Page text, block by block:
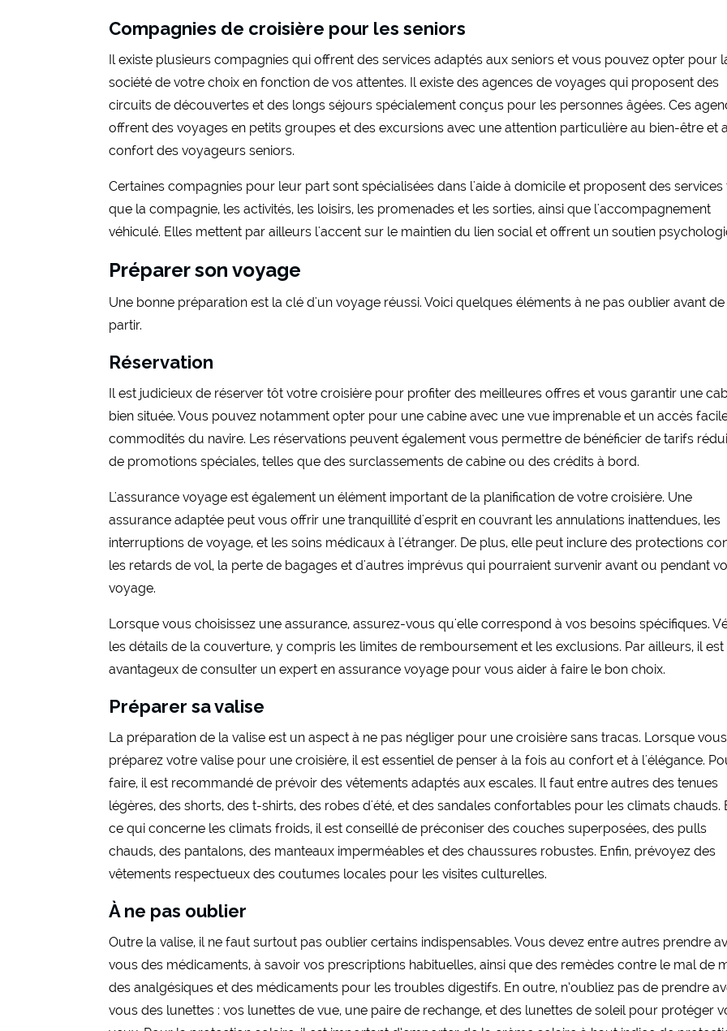
Compagnies de croisière pour les seniors
Il existe plusieurs compagnies qui offrent des services adaptés aux seniors et vous pouvez opter pour
société de votre choix en fonction de vos attentes. Il existe des agences de voyages qui proposent des
circuits de découvertes et des longs séjours spécialement conçus pour les personnes âgées. Ces
offrent des voyages en petits groupes et des excursions avec une attention particulière au bien-être et
confort des voyageurs seniors.
Certaines compagnies pour leur part sont spécialisées dans l'aide à domicile et proposent des services
que la compagnie, les activités, les loisirs, les promenades et les sorties, ainsi que l'accompagnement
véhiculé. Elles mettent par ailleurs l'accent sur le maintien du lien social et offrent un soutien
Préparer son voyage
Une bonne préparation est la clé d'un voyage réussi. Voici quelques éléments à ne pas oublier avant de
partir.
Réservation
Il est judicieux de réserver tôt votre croisière pour profiter des meilleures offres et vous garantir une
bien située. Vous pouvez notamment opter pour une cabine avec une vue imprenable et un accès
commodités du navire. Les réservations peuvent également vous permettre de bénéficier de tarifs
de promotions spéciales, telles que des surclassements de cabine ou des crédits à bord.
L'assurance voyage est également un élément important de la planification de votre croisière. Une
assurance adaptée peut vous offrir une tranquillité d'esprit en couvrant les annulations inattendues, les
interruptions de voyage, et les soins médicaux à l'étranger. De plus, elle peut inclure des protections
les retards de vol, la perte de bagages et d'autres imprévus qui pourraient survenir avant ou pendant
voyage.
Lorsque vous choisissez une assurance, assurez-vous qu'elle correspond à vos besoins spécifiques.
les détails de la couverture, y compris les limites de remboursement et les exclusions. Par ailleurs, il est
avantageux de consulter un expert en assurance voyage pour vous aider à faire le bon choix.
Préparer sa valise
La préparation de la valise est un aspect à ne pas négliger pour une croisière sans tracas. Lorsque vous
préparez votre valise pour une croisière, il est essentiel de penser à la fois au confort et à l'élégance.
faire, il est recommandé de prévoir des vêtements adaptés aux escales. Il faut entre autres des tenues
légères, des shorts, des t-shirts, des robes d'été, et des sandales confortables pour les climats chauds.
ce qui concerne les climats froids, il est conseillé de préconiser des couches superposées, des pulls
chauds, des pantalons, des manteaux imperméables et des chaussures robustes. Enfin, prévoyez des
vêtements respectueux des coutumes locales pour les visites culturelles.
À ne pas oublier
Outre la valise, il ne faut surtout pas oublier certains indispensables. Vous devez entre autres prendre
vous des médicaments, à savoir vos prescriptions habituelles, ainsi que des remèdes contre le mal de
des analgésiques et des médicaments pour les troubles digestifs. En outre, n’oubliez pas de prendre
vous des lunettes : vos lunettes de vue, une paire de rechange, et des lunettes de soleil pour protéger